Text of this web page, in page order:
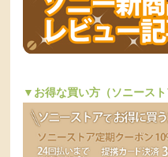
▼お得な買い方（ソニースト